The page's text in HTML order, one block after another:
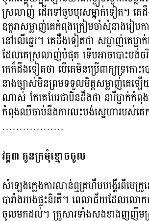
ស្រលាញ់ ដើរទៅចួបបុរសម្នាក់ទៀត។ គេ
ឧត្តរាសម្លាញ់គេកំពុងត្រៀមចាំសុំនាងរៀប
នៅលើឆ្នេរ។ គេដឹងទៀតថា សម្លាញ់គេម្នា
ដែលគេស្រលាញ់បំផុត ទើបអាចបោះបង់ចរិ
គេក៏ដឹងទៀតថា បើគេមិនប្រើពាក្យទ្រគោះ
នាងច្បាស់មិនព្រមទទួលមិត្តសម្លាញ់គេឡើ
ណាស់ តែគេបែរជាមិនដឹងថា នារីម្នាក់កំពុង
កំពុងឈឺចាប់នឹងការលះបង់ស្នេហារបស់គ
………………
វគ្គ៣ កូនក្រមុំខ្មោចចូល
សំឡេងភ្លេងការលាន់ឮគ្រហឹមបង្ហើរពីមេក្
បារាំងរបងផ្ទះនិរតី។ ពេលាជ័យដែលលោក
ចូលមកដល់។ គ្រួសារទាំងសងខាងញញឹម